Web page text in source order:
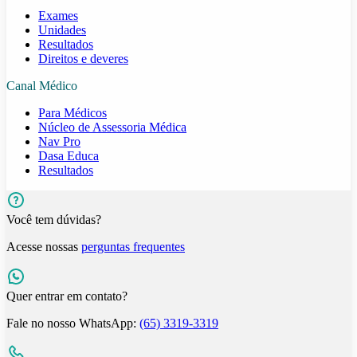
Exames
Unidades
Resultados
Direitos e deveres
Canal Médico
Para Médicos
Núcleo de Assessoria Médica
Nav Pro
Dasa Educa
Resultados
Você tem dúvidas?
Acesse nossas perguntas frequentes
Quer entrar em contato?
Fale no nosso WhatsApp: (65) 3319-3319